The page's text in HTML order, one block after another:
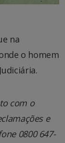
na
o homem
com o
e
0800 647-